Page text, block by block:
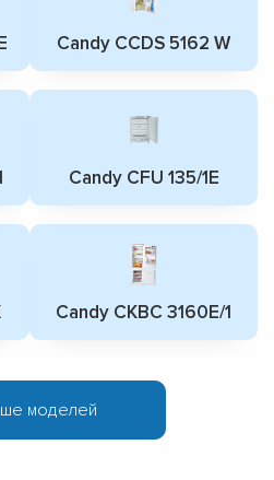
Candy CCDS 5162 W
Candy CFU 135/1E
Candy CKBC 3160E/1
моделей